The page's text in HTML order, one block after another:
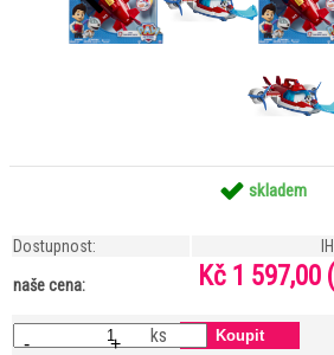
skladem
Dostupnost:
naše cena: Kč 1 597,00
- + ks